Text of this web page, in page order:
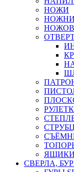
НОЖИ
СВЕРЛА,